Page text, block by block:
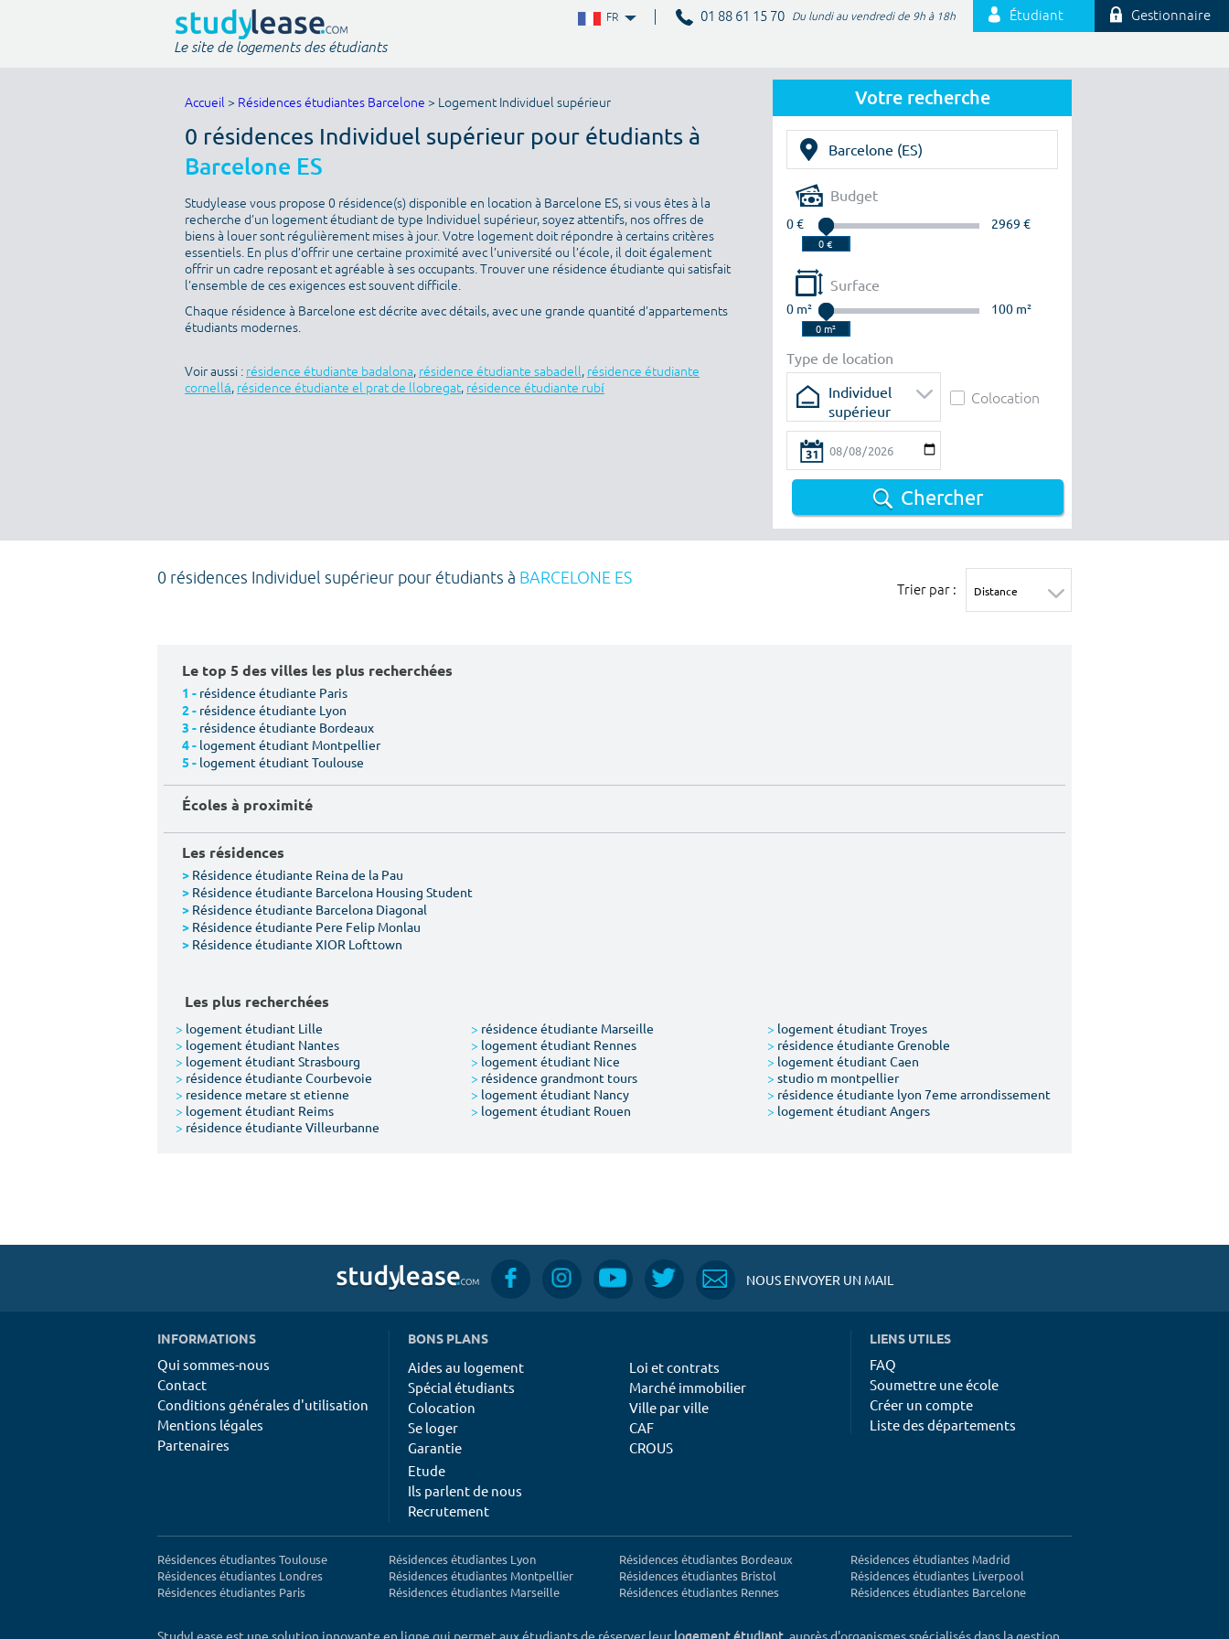
FR 01 88 61 15 70 Du lundi au vendredi de 9h à 18h Étudiant Gestionnaire
Le site de logements des étudiants
Votre recherche
Budget
0 € 2969 €
Surface
0 m² 100 m²
Type de location
Individuel
supérieur
Colocation
Chercher
Accueil > Résidences étudiantes Barcelone > Logement Individuel supérieur
0 résidences Individuel supérieur pour étudiants à
Barcelone ES
Studylease vous propose 0 résidence(s) disponible en location à Barcelone ES, si vous êtes à la
recherche d’un logement étudiant de type Individuel supérieur, soyez attentifs, nos offres de
biens à louer sont régulièrement mises à jour. Votre logement doit répondre à certains critères
essentiels. En plus d’offrir une certaine proximité avec l’université ou l’école, il doit également
offrir un cadre reposant et agréable à ses occupants. Trouver une résidence étudiante qui satisfait
l’ensemble de ces exigences est souvent difficile.
Chaque résidence à Barcelone est décrite avec détails, avec une grande quantité d’appartements
étudiants modernes.
Voir aussi : résidence étudiante badalona, résidence étudiante sabadell, résidence étudiante
cornellá, résidence étudiante el prat de llobregat, résidence étudiante rubí
0 résidences Individuel supérieur pour étudiants à BARCELONE ES
Trier par :
Le top 5 des villes les plus recherchées
1 - résidence étudiante Paris
2 - résidence étudiante Lyon
3 - résidence étudiante Bordeaux
4 - logement étudiant Montpellier
5 - logement étudiant Toulouse
Écoles à proximité
Les résidences
> Résidence étudiante Reina de la Pau
> Résidence étudiante Barcelona Housing Student
> Résidence étudiante Barcelona Diagonal
> Résidence étudiante Pere Felip Monlau
> Résidence étudiante XIOR Lofttown
Les plus recherchées
> logement étudiant Lille > résidence étudiante Marseille > logement étudiant Troyes
> logement étudiant Nantes > logement étudiant Rennes > résidence étudiante Grenoble
> logement étudiant Strasbourg > logement étudiant Nice > logement étudiant Caen
> résidence étudiante Courbevoie > résidence grandmont tours > studio m montpellier
> residence metare st etienne > logement étudiant Nancy > résidence étudiante lyon 7eme arrondissement
> logement étudiant Reims > logement étudiant Rouen > logement étudiant Angers
> résidence étudiante Villeurbanne
NOUS ENVOYER UN MAIL
INFORMATIONS
Qui sommes-nous
Contact
Conditions générales d'utilisation
Mentions légales
Partenaires
BONS PLANS
Aides au logement
Spécial étudiants
Colocation
Se loger
Garantie
Loi et contrats
Marché immobilier
Ville par ville
CAF
CROUS
Etude
Ils parlent de nous
Recrutement
LIENS UTILES
FAQ
Soumettre une école
Créer un compte
Liste des départements
Résidences étudiantes Toulouse
Résidences étudiantes Londres
Résidences étudiantes Paris
Résidences étudiantes Lyon
Résidences étudiantes Montpellier
Résidences étudiantes Marseille
Résidences étudiantes Bordeaux
Résidences étudiantes Bristol
Résidences étudiantes Rennes
Résidences étudiantes Madrid
Résidences étudiantes Liverpool
Résidences étudiantes Barcelone
StudyLease est une solution innovante en ligne qui permet aux étudiants de réserver leur , auprès d'organismes spécialisés dans la gestion